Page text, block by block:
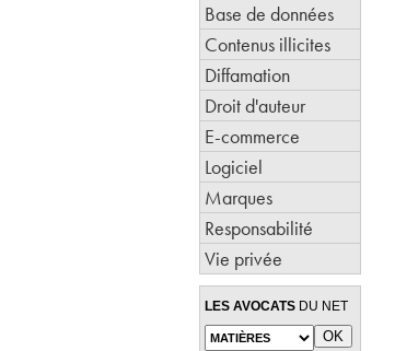
Base de données
Contenus illicites
Diffamation
Droit d'auteur
E-commerce
Logiciel
Marques
Responsabilité
Vie privée
LES AVOCATS DU NET